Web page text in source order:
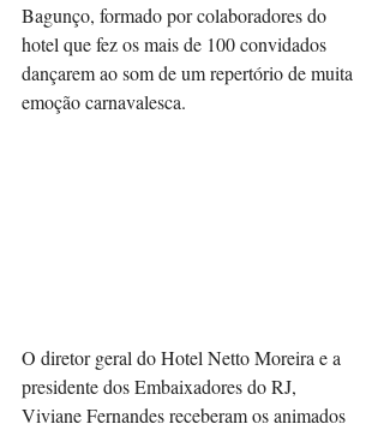
Bagunço, formado por colaboradores do
hotel que fez os mais de 100 convidados
dançarem ao som de um repertório de muita
emoção carnavalesca.
O diretor geral do Hotel Netto Moreira e a
presidente dos Embaixadores do RJ,
Viviane Fernandes receberam os animados